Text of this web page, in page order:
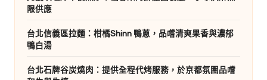
限供應
台北信義區拉麵：柑橘Shinn 鴨蔥，品嚐清爽果香與濃郁
鴨白湯
台北石牌谷炭燒肉：提供全程代烤服務，於京都氛圍品嚐